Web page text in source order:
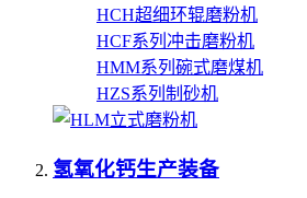
HCH超细环辊磨粉机
HCF系列冲击磨粉机
HMM系列碗式磨煤机
HZS系列制砂机
氢氧化钙生产装备